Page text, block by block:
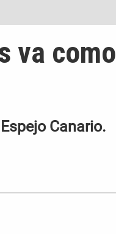
va como
Canario.